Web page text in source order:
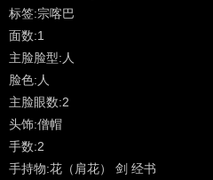
5. Appearing as a Monk with a
更多来自喜马拉雅网站的学术资料...
标签:宗喀巴
面数:1
主脸脸型:人
脸色:人
主脸眼数:2
头饰:僧帽
手数:2
手持物:花（肩花） 剑 经书